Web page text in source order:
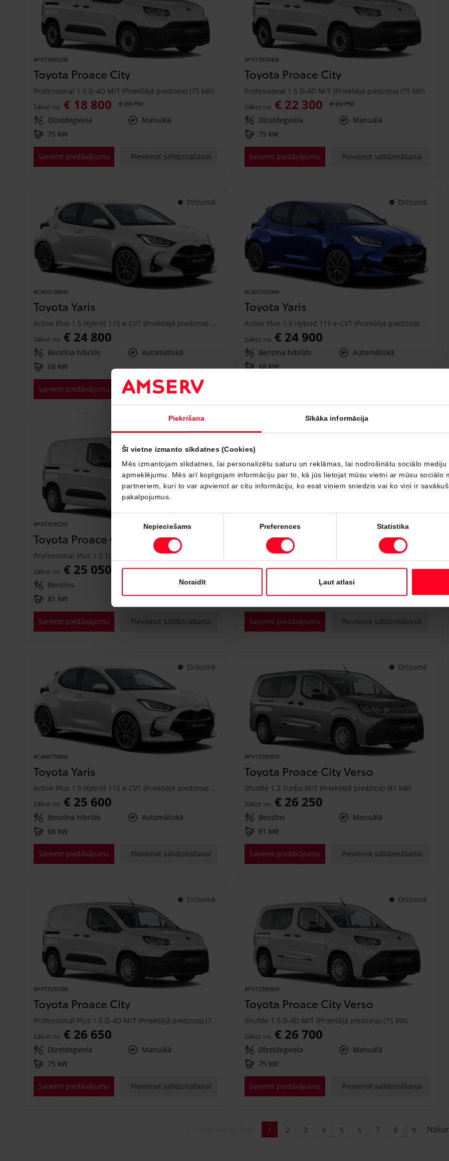
Piekrišana Sīkāka informācija
Šī vietne izmanto sīkdatnes (Cookies)
Mēs izmantojam sīkdatnes, lai personalizētu saturu un reklāmas, lai nodrošinātu sociālo mediju
apmeklējumu. Mēs arī kopīgojam informāciju par to, kā jūs lietojat mūsu vietni ar mūsu sociālo
partneriem, kuri to var apvienot ar citu informāciju, ko esat viņiem sniedzis vai ko viņi ir
pakalpojumus.
Piekrišanas
Nepieciešams Preferences Statistika
Noraidīt Ļaut atlasi
#PVT3060298
Toyota Proace City
Professional 1.5 D-4D M/T (Priekšējā piedziņa) (75 kW)
Sākot no € 18 800 € 24 750
Dīzeļdegviela
Manuālā
75 kW
Saņemt piedāvājumu Pievienot salīdzināšanai
#PVT3370406
Toyota Proace City
Professional 1.5 D-4D M/T (Priekšējā piedziņa) (75 kW)
Sākot no € 22 300 € 24 750
Dīzeļdegviela
Manuālā
75 kW
Saņemt piedāvājumu Pievienot salīdzināšanai
Drīzumā
#CA59179840
Toyota Yaris
Active Plus 1.5 Hybrid 115 e-CVT (Priekšējā piedziņa) (68 kW)
Sākot no € 24 800
Benzīna hibrīds
Automātiskā
68 kW
Saņemt piedāvājumu Pievienot salīdzināšanai
Drīzumā
#CA67101940
Toyota Yaris
Active Plus 1.5 Hybrid 115 e-CVT (Priekšējā piedziņa) (68 kW)
Sākot no € 24 900
Benzīna hibrīds
Automātiskā
68 kW
Drīzumā
#PVT3295297
Toyota Proace City
Sākot no € 25 050
Benzīns
81 kW
Saņemt piedāvājumu Pievienot salīdzināšanai
Drīzumā
#PVT3238446
Toyota Proace City
Professional 1.5 D-4D M/T (Priekšējā piedziņa) (75 kW)
Sākot no € 22 700 € 25 150
Manuālā
75 kW
Saņemt piedāvājumu Pievienot salīdzināšanai
Drīzumā
#CA86778840
Toyota Yaris
Active Plus 1.5 Hybrid 115 e-CVT (Priekšējā piedziņa) (68 kW)
Sākot no € 25 600
Benzīna hibrīds
Automātiskā
68 kW
Saņemt piedāvājumu Pievienot salīdzināšanai
Drīzumā
#PVT3295829
Toyota Proace City Verso
Shuttle 1.2 Turbo M/T (Priekšējā piedziņa) (81 kW)
Sākot no € 26 250
Benzīns
Manuālā
81 kW
Saņemt piedāvājumu Pievienot salīdzināšanai
Drīzumā
#PVT3295388
Toyota Proace City
Professional Plus 1.5 D-4D M/T (Priekšējā piedziņa) (75 kW)
Sākot no € 26 650
Dīzeļdegviela
Manuālā
75 kW
Saņemt piedāvājumu Pievienot salīdzināšanai
Drīzumā
#PVT3295804
Toyota Proace City Verso
Shuttle 1.5 D-4D M/T (Priekšējā piedziņa) (75 kW)
Sākot no € 26 700
Dīzeļdegviela
Manuālā
75 kW
Saņemt piedāvājumu Pievienot salīdzināšanai
1 2 3 4 5 6 7 8 9